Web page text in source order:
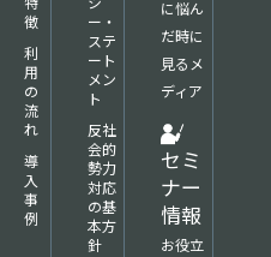
徴
利
用
の
流
れ
導
入
事
例
に悩ん
だ時に
見るメ
ディア
セミ
ナー
情報
お役立
ー・
ステ
ート
メン
ト
反社
会的
勢力
対応
の基
本方
針